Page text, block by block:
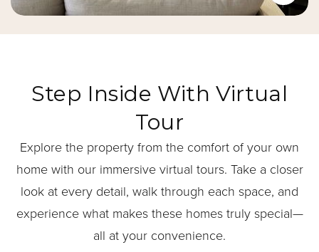
Step Inside With Virtual
Tour
Explore the property from the comfort of your own
home with our immersive virtual tours. Take a closer
look at every detail, walk through each space, and
experience what makes these homes truly special—
all at your convenience.